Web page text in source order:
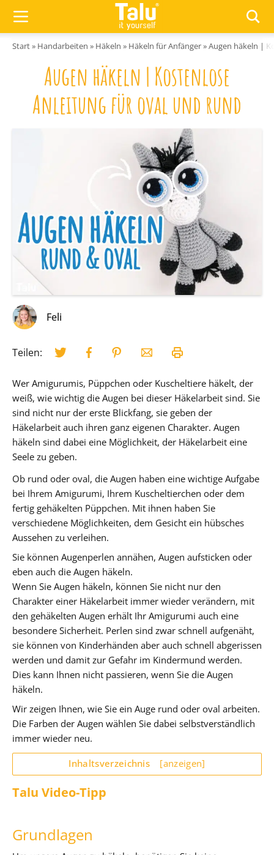
Start» Handarbeiten » Häkeln » Häkeln für Anfänger»Augen häkeln |
Augen häkeln | Kostenlose
Anleitung für oval und rund
Feli
Teilen:
Wer Amigurumis, Püppchen oder Kuscheltiere häkelt, der
weiß, wie wichtig die Augen bei dieser Häkelarbeit sind. Sie
sind nicht nur der erste Blickfang, sie geben der
Häkelarbeit auch ihren ganz eigenen Charakter. Augen
häkeln sind dabei eine Möglichkeit, der Häkelarbeit eine
Seele zu geben.
Ob rund oder oval, die Augen haben eine wichtige Aufgabe
bei Ihrem Amigurumi, Ihrem Kuscheltierchen oder dem
fertig gehäkelten Püppchen. Mit ihnen haben Sie
verschiedene Möglichkeiten, dem Gesicht ein hübsches
Aussehen zu verleihen.
Sie können Augenperlen annähen, Augen aufsticken oder
eben auch die Augen häkeln.
Wenn Sie Augen häkeln, können Sie nicht nur den
Charakter einer Häkelarbeit immer wieder verändern, mit
den gehäkelten Augen erhält Ihr Amigurumi auch eine
besondere Sicherheit. Perlen sind zwar schnell aufgenäht,
sie können von Kinderhänden aber auch schnell abgerissen
werden und damit zur Gefahr im Kindermund werden.
Dies kann Ihnen nicht passieren, wenn Sie die Augen
häkeln.
Wir zeigen Ihnen, wie Sie ein Auge rund oder oval arbeiten.
Die Farben der Augen wählen Sie dabei selbstverständlich
immer wieder neu.
Inhaltsverzeichnis [anzeigen]
Talu Video-Tipp
Grundlagen